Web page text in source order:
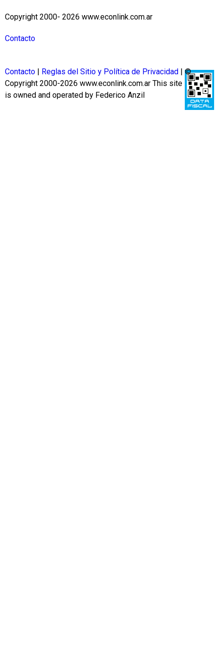
Copyright 2000- 2026 www.econlink.com.ar
Contacto
Contacto Reglas del Sitio y Política de Privacidad
| ©
Copyright 2000-2026 www.econlink.com.ar This site
is owned and operated by Federico Anzil